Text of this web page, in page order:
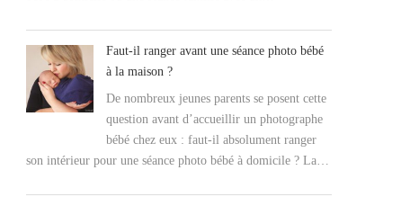
Faut-il ranger avant une séance photo bébé
à la maison ?
De nombreux jeunes parents se posent cette
question avant d’accueillir un photographe
bébé chez eux : faut-il absolument ranger
son intérieur pour une séance photo bébé à domicile ? La…